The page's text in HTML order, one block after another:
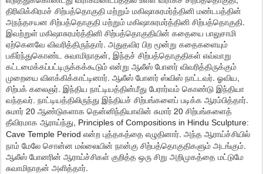
திரிவிக்கிரமச் சிற்பத்தொகுதி மற்றும் மகிஷாசுரமர்த்தினி மண்டபத்தின்
அநந்தசயன சிற்பத்தொகுதி மற்றும் மகிஷாசுரமர்த்தினி சிற்பத்தொகுதி.
இவற்றுள் மகிஷாசுரமர்த்தினி சிற்பத்தொகுதியின் கதையை பாலுசாமி
ஏற்கெனவே விவரித்திருந்தார். அதுதவிர பிற மூன்று கதைகளையும்
பகிர்ந்துகொண்ட சுவாமிநாதன், இந்தச் சிற்பத்தொகுதிகள் எவ்வாறு
கட்டமைக்கப்பட்டிருக்கக்கூடும் என்று ஆலீஸ் போனர் விவரித்திருக்கும்
முறையை விளக்கிக்காட்டினார். ஆலீஸ் போனர் ஸ்விஸ் நாட்டவர். ஓவிய,
சிற்பக் கலைஞர். இந்திய நாட்டியத்தின்மீது பேரார்வம் கொண்டு இந்தியா
வந்தவர். நாட்டியத்திலிருந்து இந்தியச் சிற்பங்களைப் படிக்க ஆரம்பித்தார்.
சுமார் 20 ஆண்டுகளாக தென்னிந்தியாவின் சுமார் 20 சிற்பங்களைத்
தீவிரமாக ஆராய்ந்து, Principles of Compositions in Hindu Sculpture:
Cave Temple Period என்ற புத்தகத்தை எழுதினார். அந்த ஆராய்ச்சியில்
நாம் மேலே சொன்ன மல்லையின் நான்கு சிற்பத்தொகுதிகளும் அடங்கும்.
ஆலீஸ் போனரின் ஆராய்ச்சிகள் குறித்த ஒரு சிறு அறிமுகத்தை மட்டுமே
சுவாமிநாதன் அளித்தார்.